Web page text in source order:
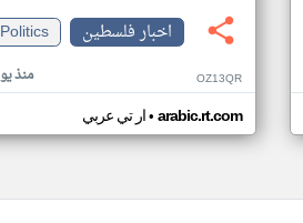
اخبار فلسطين
Politics
منذ OZ13QR
ار تي عربي• arabic.rt.com